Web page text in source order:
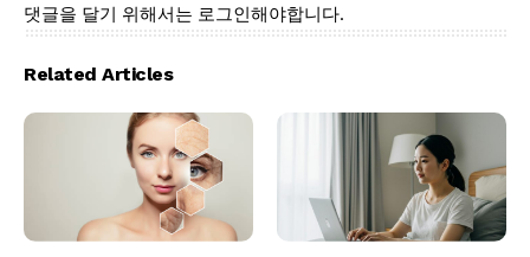
댓글을 달기 위해서는 로그인해야합니다.
Related Articles